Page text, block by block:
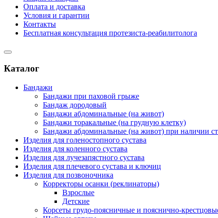
Оплата и доставка
Условия и гарантии
Контакты
Бесплатная консультация протезиста-реабилитолога
Каталог
Бандажи
Бандажи при паховой грыже
Бандаж дородовый
Бандажи абдоминальные (на живот)
Бандажи торакальные (на грудную клетку)
Бандажи абдоминальные (на живот) при наличии
Изделия для голеностопного сустава
Изделия для коленного сустава
Изделия для лучезапястного сустава
Изделия для плечевого сустава и ключиц
Изделия для позвоночника
Корректоры осанки (реклинаторы)
Взрослые
Детские
Корсеты грудо-поясничные и пояснично-